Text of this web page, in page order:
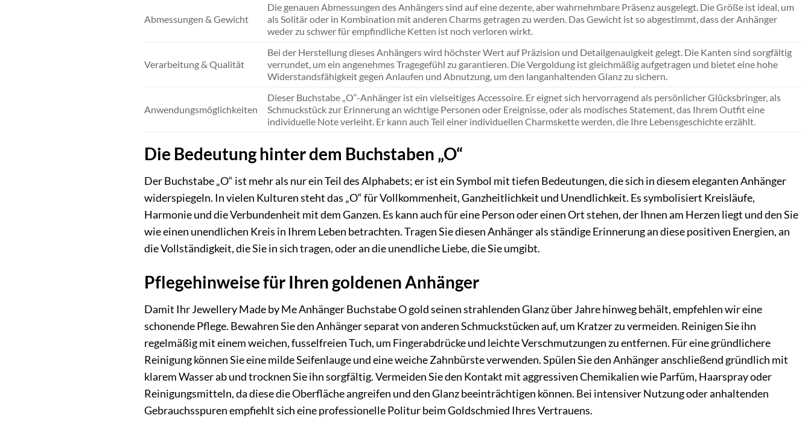
Abmessungen & Gewicht
Die genauen Abmessungen des Anhängers sind auf eine dezente, aber wahrnehmbare Präsenz ausgelegt. Die Größe ist ideal, um
als Solitär oder in Kombination mit anderen Charms getragen zu werden. Das Gewicht ist so abgestimmt, dass der Anhänger
weder zu schwer für empfindliche Ketten ist noch verloren wirkt.
Verarbeitung & Qualität
Bei der Herstellung dieses Anhängers wird höchster Wert auf Präzision und Detailgenauigkeit gelegt. Die Kanten sind sorgfältig
verrundet, um ein angenehmes Tragegefühl zu garantieren. Die Vergoldung ist gleichmäßig aufgetragen und bietet eine hohe
Widerstandsfähigkeit gegen Anlaufen und Abnutzung, um den langanhaltenden Glanz zu sichern.
Anwendungsmöglichkeiten
Dieser Buchstabe „O“-Anhänger ist ein vielseitiges Accessoire. Er eignet sich hervorragend als persönlicher Glücksbringer, als
Schmuckstück zur Erinnerung an wichtige Personen oder Ereignisse, oder als modisches Statement, das Ihrem Outfit eine
individuelle Note verleiht. Er kann auch Teil einer individuellen Charmskette werden, die Ihre Lebensgeschichte erzählt.
Die Bedeutung hinter dem Buchstaben „O“
Der Buchstabe „O“ ist mehr als nur ein Teil des Alphabets; er ist ein Symbol mit tiefen Bedeutungen, die sich in diesem eleganten Anhänger
widerspiegeln. In vielen Kulturen steht das „O“ für Vollkommenheit, Ganzheitlichkeit und Unendlichkeit. Es symbolisiert Kreisläufe,
Harmonie und die Verbundenheit mit dem Ganzen. Es kann auch für eine Person oder einen Ort stehen, der Ihnen am Herzen liegt und den Sie
wie einen unendlichen Kreis in Ihrem Leben betrachten. Tragen Sie diesen Anhänger als ständige Erinnerung an diese positiven Energien, an
die Vollständigkeit, die Sie in sich tragen, oder an die unendliche Liebe, die Sie umgibt.
Pflegehinweise für Ihren goldenen Anhänger
Damit Ihr Jewellery Made by Me Anhänger Buchstabe O gold seinen strahlenden Glanz über Jahre hinweg behält, empfehlen wir eine
schonende Pflege. Bewahren Sie den Anhänger separat von anderen Schmuckstücken auf, um Kratzer zu vermeiden. Reinigen Sie ihn
regelmäßig mit einem weichen, fusselfreien Tuch, um Fingerabdrücke und leichte Verschmutzungen zu entfernen. Für eine gründlichere
Reinigung können Sie eine milde Seifenlauge und eine weiche Zahnbürste verwenden. Spülen Sie den Anhänger anschließend gründlich mit
klarem Wasser ab und trocknen Sie ihn sorgfältig. Vermeiden Sie den Kontakt mit aggressiven Chemikalien wie Parfüm, Haarspray oder
Reinigungsmitteln, da diese die Oberfläche angreifen und den Glanz beeinträchtigen können. Bei intensiver Nutzung oder anhaltenden
Gebrauchsspuren empfiehlt sich eine professionelle Politur beim Goldschmied Ihres Vertrauens.